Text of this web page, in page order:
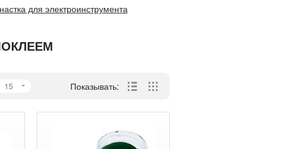
для электроинструмента
15 Показывать: